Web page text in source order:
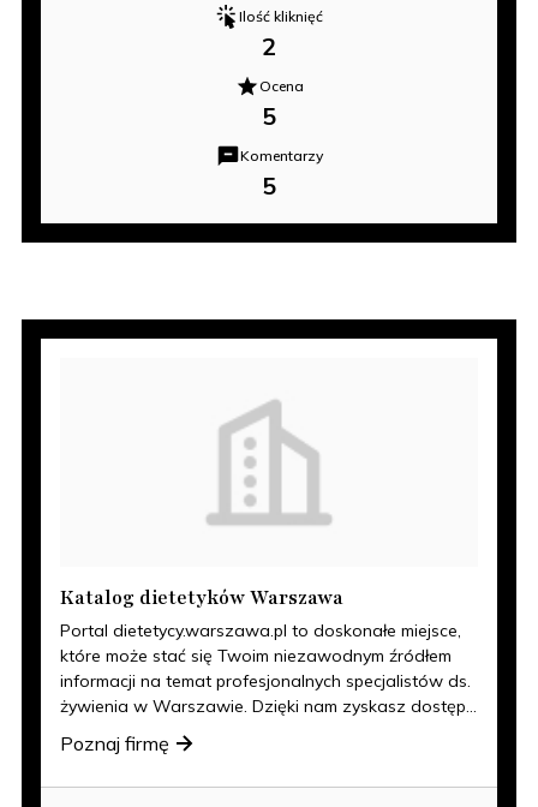
Ilość kliknięć
2
Ocena
5
Komentarzy
5
Katalog dietetyków Warszawa
Portal dietetycy.warszawa.pl to doskonałe miejsce,
które może stać się Twoim niezawodnym źródłem
informacji na temat profesjonalnych specjalistów ds.
żywienia w Warszawie. Dzięki nam zyskasz dostęp...
Poznaj firmę